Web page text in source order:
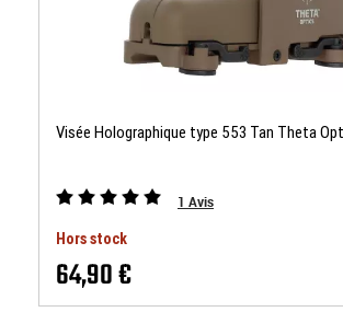
Visée Holographique type 553 Tan Theta
1 Avis
Hors stock
64,90 €